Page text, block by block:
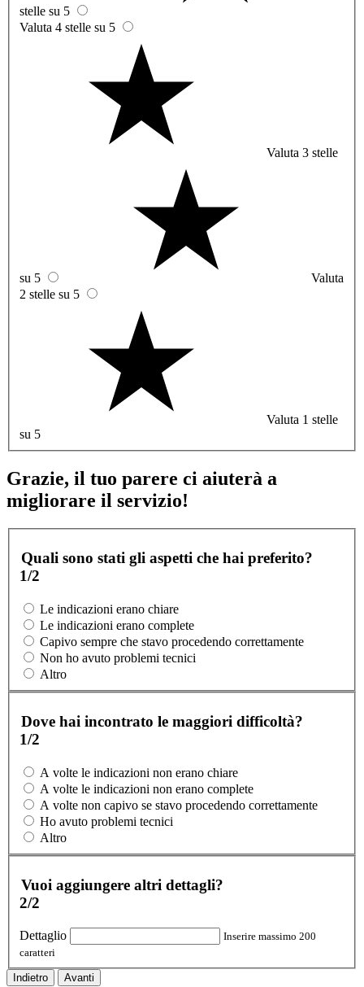
stelle su 5
Valuta 4 stelle su 5
Valuta 3 stelle
su 5
Valuta
2 stelle su 5
Valuta 1 stelle
su 5
Grazie, il tuo parere ci aiuterà a
migliorare il servizio!
Quali sono stati gli aspetti che hai preferito?
1/2
Le indicazioni erano chiare
Le indicazioni erano complete
Capivo sempre che stavo procedendo correttamente
Non ho avuto problemi tecnici
Altro
Dove hai incontrato le maggiori difficoltà?
1/2
A volte le indicazioni non erano chiare
A volte le indicazioni non erano complete
A volte non capivo se stavo procedendo correttamente
Ho avuto problemi tecnici
Altro
Vuoi aggiungere altri dettagli?
2/2
Dettaglio
Inserire massimo 200
caratteri
Indietro Avanti